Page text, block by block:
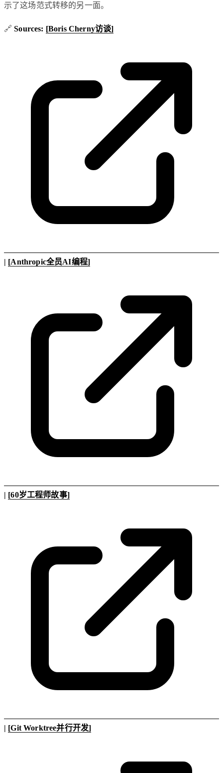
示了这场范式转移的另一面。
🔗Sources: [Boris Cherny访谈]
| [Anthropic全员AI编程]
| [60岁工程师故事]
| [Git Worktree并行开发]